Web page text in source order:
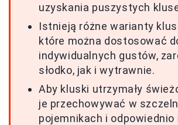
uzyskania puszystych
Istnieją różne warianty
które można dostosować
indywidualnych gustów,
słodko, jak i wytrawnie.
Aby kluski utrzymały
je przechowywać w
pojemnikach i odpowiednio